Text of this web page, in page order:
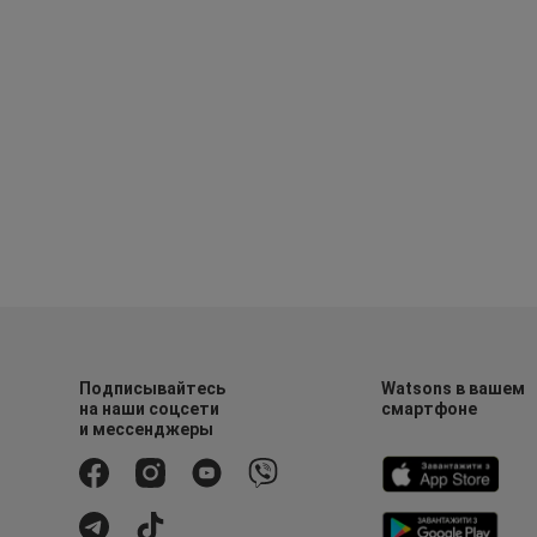
Подписывайтесь
на наши соцсети
и мессенджеры
Watsons в вашем
смартфоне